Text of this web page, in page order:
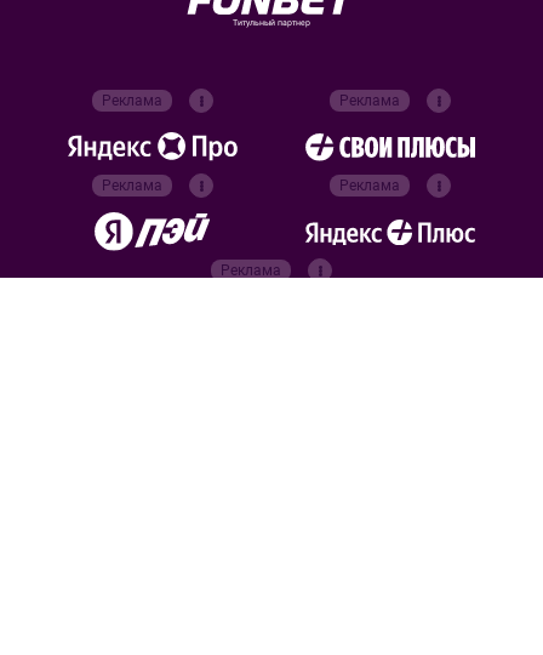
Титульный партнер
Реклама Реклама
Реклама Реклама
Реклама